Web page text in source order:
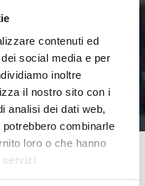
contenuti ed
social media e per
inoltre
il nostro sito con i
analisi dei dati web,
combinarle
loro o che hanno